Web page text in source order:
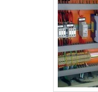
uma empresa
conter
realizadas as
equipamentos
somado à
de consultores